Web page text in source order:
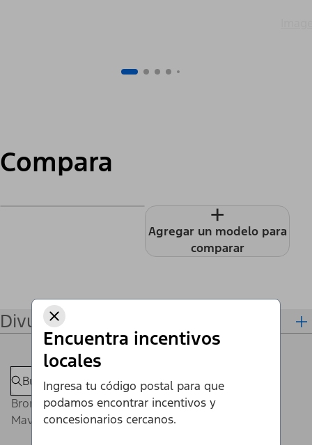
Encuentra incentivos
locales
Ingresa tu código postal para que
podamos encontrar incentivos y
concesionarios cercanos.
Compara
+
Agregar un modelo para
comparar
Divulgaciones
Bronco®
Maverick®